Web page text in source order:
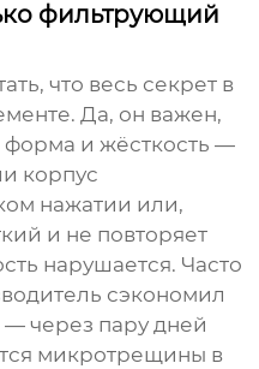
фильтрующий
что весь секрет в
Да, он важен,
форма и жёсткость —
корпус
нажатии или,
и не повторяет
нарушается. Часто
сэкономил
— через пару дней
микротрещины в